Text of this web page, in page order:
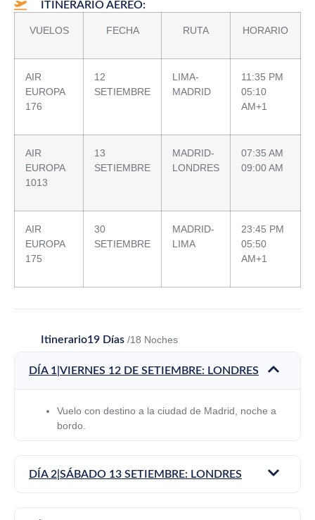
ITINERARIO AEREO:
VUELOS FECHA RUTA HORARIO
AIR
EUROPA
176
12
SETIEMBRE
LIMA-
MADRID
11:35 PM
05:10
AM+1
AIR
EUROPA
1013
13
SETIEMBRE
MADRID-
LONDRES
07:35 AM
09:00 AM
AIR
EUROPA
175
30
SETIEMBRE
MADRID-
LIMA
23:45 PM
05:50
AM+1
Itinerario19 Días/18 Noches
DÍA 1|VIERNES 12 DE SETIEMBRE: LONDRES
Vuelo con destino a la ciudad de Madrid, noche a
bordo.
DÍA 2|SÁBADO 13 SETIEMBRE: LONDRES